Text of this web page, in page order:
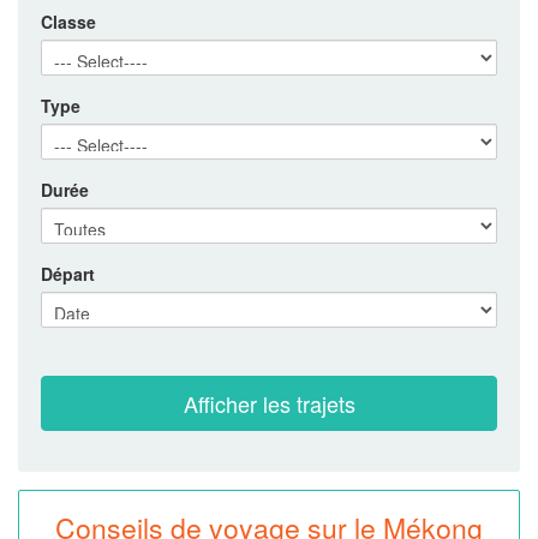
Classe
Type
Durée
Départ
Conseils de voyage sur le Mékong